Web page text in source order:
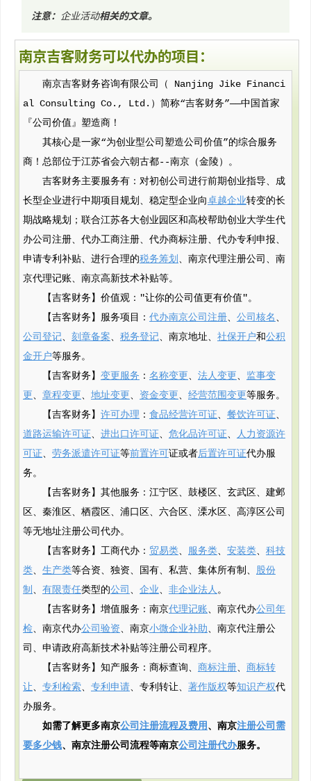
注意： 企业活动相关的文章。
南京吉客财务可以代办的项目：
南京吉客财务咨询有限公司（ Nanjing Jike Financi
al Consulting Co., Ltd.）简称“吉客财务”——中国首家
『公司价值』塑造商！
其核心是一家“为创业型公司塑造公司价值”的综合服务
商！总部位于江苏省会六朝古都--南京（金陵）。
吉客财务主要服务有：对初创公司进行前期创业指导、成
长型企业进行中期项目规划、稳定型企业向卓越企业转变的长
期战略规划；联合江苏各大创业园区和高校帮助创业大学生代
办公司注册、代办工商注册、代办商标注册、代办专利申报、
申请专利补贴、进行合理的税务筹划 、南京代理注册公司、南
京代理记账、南京高新技术补贴等。
【吉客财务】价值观："让你的公司值更有价值"。
【吉客财务】服务项目： 代办南京公司注册、 公司核名、
公司登记、 刻章备案、 税务登记、南京地址、 社保开户和公积
金开户等服务。
【吉客财务】 变更服务 ： 名称变更、 法人变更、 监事变
更、 章程变更、 地址变更、 资金变更、 经营范围变更等服务。
【吉客财务】 许可办理 ： 食品经营许可证、 餐饮许可证、
道路运输许可证、 进出口许可证、 危化品许可证、
人力资源许
可证、 劳务派遣许可证等前置许可证或者后置许可证代办服
务。
【吉客财务】其他服务：江宁区、鼓楼区、玄武区、建邺
区、秦淮区、栖霞区、浦口区、六合区、溧水区、高淳区公司
等无地址注册公司代办。
【吉客财务】工商代办： 贸易类、 服务类、 安装类、 科技
类、 生产类等合资、独资、国有、私营、集体所有制、 股份
制 、 有限责任类型的公司 、 企业、 非企业法人。
【吉客财务】增值服务：南京代理记账、南京代办公司年
检、南京代办公司验资、南京小微企业补助、南京代注册公
司、申请政府高新技术补贴等注册公司程序。
【吉客财务】知产服务：商标查询、 商标注册、 商标转
让、 专利检索、 专利申请、专利转让、 著作版权等知识产权代
办服务。
如需了解更多南京公司注册流程及费用、南京注册公司需
要多少钱、南京注册公司流程等南京公司注册代办服务。